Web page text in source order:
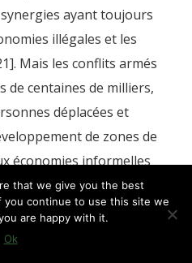
ayant toujours
illégales et les
Mais les conflits armés
de centaines de milliers,
déplacées et
de zones de
économies informelles
de prédation
de ressources non
destructrice : bois,
that we give you the best
continue to use this site we
are happy with it.
Ok